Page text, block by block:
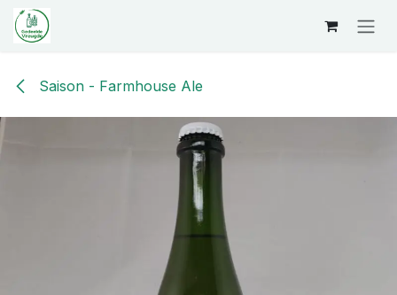
Overslaan naar inhoud
Saison - Farmhouse Ale